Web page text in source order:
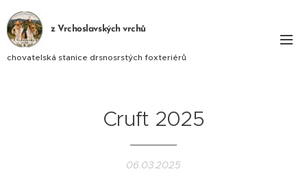
z Vrchoslavských vrchů
chovatelská stanice drsnosrstých foxteriérů
Cruft 2025
06.03.2025